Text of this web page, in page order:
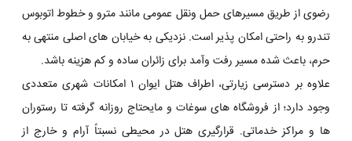
رضوی از طریق مسیرهای حمل ونقل عمومی مانند مترو و خطوط اتوبوس
تندرو به راحتی امکان پذیر است. نزدیکی به خیابان های اصلی منتهی به
حرم، باعث شده مسیر رفت وآمد برای زائران ساده و کم هزینه باشد.
علاوه بر دسترسی زیارتی، اطراف هتل ایوان ۱ امکانات شهری متعددی
وجود دارد؛ از فروشگاه های سوغات و مایحتاج روزانه گرفته تا رستوران
ها و مراکز خدماتی. قرارگیری هتل در محیطی نسبتاً آرام و خارج از